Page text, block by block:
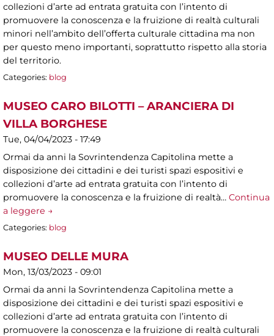
collezioni d’arte ad entrata gratuita con l’intento di
promuovere la conoscenza e la fruizione di realtà culturali
minori nell’ambito dell’offerta culturale cittadina ma non
per questo meno importanti, soprattutto rispetto alla storia
del territorio.
Categories: blog
MUSEO CARO BILOTTI – ARANCIERA DI
VILLA BORGHESE
Tue, 04/04/2023 - 17:49
Ormai da anni la Sovrintendenza Capitolina mette a
disposizione dei cittadini e dei turisti spazi espositivi e
collezioni d’arte ad entrata gratuita con l’intento di
promuovere la conoscenza e la fruizione di realtà… Continua
a leggere →
Categories: blog
MUSEO DELLE MURA
Mon, 13/03/2023 - 09:01
Ormai da anni la Sovrintendenza Capitolina mette a
disposizione dei cittadini e dei turisti spazi espositivi e
collezioni d’arte ad entrata gratuita con l’intento di
promuovere la conoscenza e la fruizione di realtà culturali